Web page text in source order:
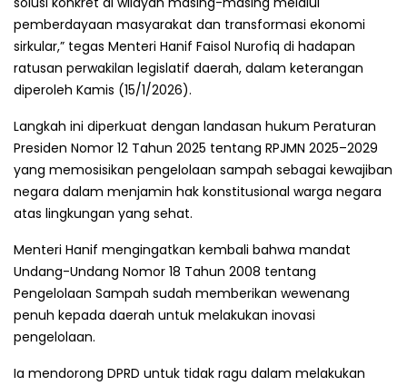
pemberdayaan masyarakat dan transformasi ekonomi
sirkular,” tegas Menteri Hanif Faisol Nurofiq di hadapan
ratusan perwakilan legislatif daerah, dalam keterangan
diperoleh Kamis (15/1/2026).
Langkah ini diperkuat dengan landasan hukum Peraturan
Presiden Nomor 12 Tahun 2025 tentang RPJMN 2025–2029
yang memosisikan pengelolaan sampah sebagai kewajiban
negara dalam menjamin hak konstitusional warga negara
atas lingkungan yang sehat.
Menteri Hanif mengingatkan kembali bahwa mandat
Undang-Undang Nomor 18 Tahun 2008 tentang
Pengelolaan Sampah sudah memberikan wewenang
penuh kepada daerah untuk melakukan inovasi
pengelolaan.
Ia mendorong DPRD untuk tidak ragu dalam melakukan